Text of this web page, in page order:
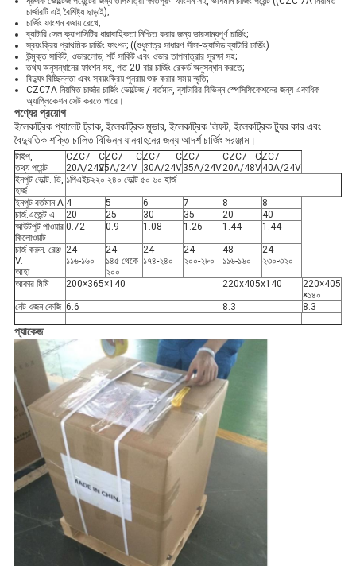
চার্জারটি এই বৈশিষ্ট্য ছাড়াই);
চার্জিং ফাংশন বজায় রেখে;
ব্যাটারি সেল ক্যাপাসিটির ধারাবাহিকতা নিশ্চিত করার জন্য ভারসাম্যপূর্ণ চার্জিং;
স্বয়ংক্রিয় প্রাথমিক চার্জিং ফাংশন; ((শুধুমাত্র সাধারণ সীসা-অ্যাসিড ব্যাটারি চার্জিং)
উন্মুক্ত সার্কিট, ওভারলোড, শর্ট সার্কিট এবং ওভার তাপমাত্রার সুরক্ষা সহ;
তথ্য অনুসন্ধানের ফাংশন সহ, গত 20 বার চার্জিং রেকর্ড অনুসন্ধান করতে;
বিদ্যুৎ বিচ্ছিন্নতা এবং স্বয়ংক্রিয় পুনরায় শুরু করার সময় স্মৃতি;
CZC7A নিয়মিত চার্জার চার্জিং ভোল্টেজ / বর্তমান, ব্যাটারির বিভিন্ন স্পেসিফিকেশনের জন্য একাধিক
অ্যাপ্লিকেশন সেট করতে পারে।
পণ্যের প্রয়োগ
ইলেকট্রিক প্যালেট ট্রাক, ইলেকট্রিক মুভার, ইলেকট্রিক লিফট, ইলেকট্রিক ট্যুর কার এবং
বৈদ্যুতিক শক্তি চালিত বিভিন্ন যানবাহনের জন্য আদর্শ চার্জিং সরঞ্জাম।
টাইপ,
তথ্য পয়েন্ট
CZC7-
20A/24V
CZC7-
25A/24V
CZC7-
30A/24V
CZC7-
35A/24V
CZC7-
20A/48V
CZC7-
40A/24V
ইনপুট ভোল্ট. ভি,
হার্জ
১পিএইচ২২০-২৪০ ভোল্ট ৫০-৬০ হার্জ
ইনপুট বর্তমান A 4 5 6 7 8
8
চার্জ.এজেন্ট এ
20 25 30 35 20
40
আউটপুট পাওয়ার
কিলোওয়াট
0.72 0.9 1.08 1.26 1.44 1.44
চার্জ করুন. রেঞ্জ
V.
আহা
24
১১৬-১৬০
24
১৪৫ থেকে
২০০
24
১৭৪-২৪০
24
২০০-২৮০
48
১১৬-১৬০
24
২৩০-৩২০
আকার মিমি 200×365×140 220x405x140
220×405
×১৪০
নেট ওজন কেজি 6.6 8.3 8.3
প্যাকেজ